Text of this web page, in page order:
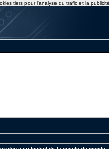
tiers pour l'analyse du trafic et la publicité